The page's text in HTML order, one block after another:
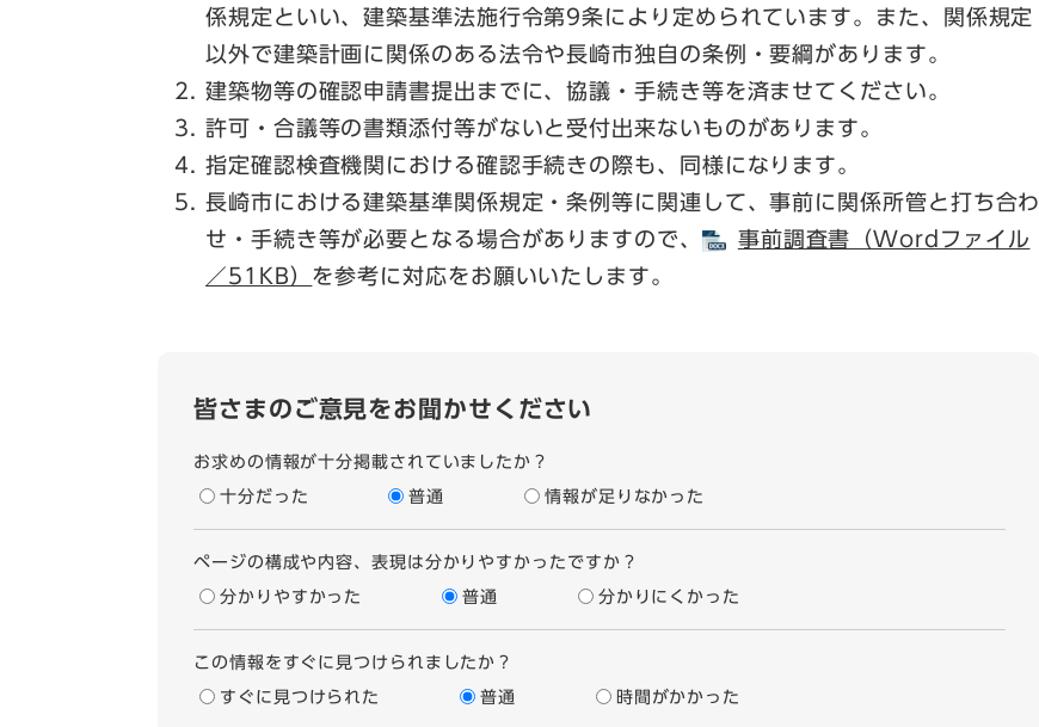
係規定といい、建築基準法施行令第9条により定められています。また、関係規定
以外で建築計画に関係のある法令や長崎市独自の条例・要綱があります。
建築物等の確認申請書提出までに、協議・手続き等を済ませてください。
許可・合議等の書類添付等がないと受付出来ないものがあります。
指定確認検査機関における確認手続きの際も、同様になります。
長崎市における建築基準関係規定・条例等に関連して、事前に関係所管と打ち合わ
せ・手続き等が必要となる場合がありますので、
事前調査書（Wordファイル
／51KB） を参考に対応をお願いいたします。
皆さまのご意見をお聞かせください
お求めの情報が十分掲載されていましたか？
十分だった 普通 情報が足りなかった
ページの構成や内容、表現は分かりやすかったですか？
分かりやすかった 普通 分かりにくかった
この情報をすぐに見つけられましたか？
すぐに見つけられた 普通 時間がかかった